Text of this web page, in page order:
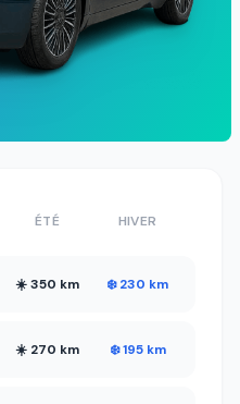
ÉTÉ HIVER
☀️ 350 km ❄️ 230 km
☀️ 270 km ❄️ 195 km